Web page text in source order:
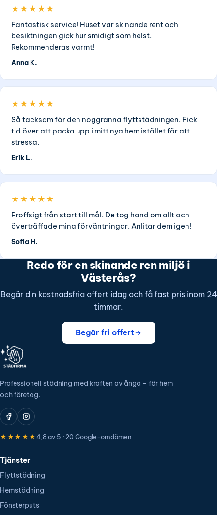
★★★★★
Fantastisk service! Huset var skinande rent och
besiktningen gick hur smidigt som helst.
Rekommenderas varmt!
Anna K.
★★★★★
Så tacksam för den noggranna flyttstädningen. Fick
tid över att packa upp i mitt nya hem istället för att
stressa.
Erik L.
★★★★★
Proffsigt från start till mål. De tog hand om allt och
överträffade mina förväntningar. Anlitar dem igen!
Sofia H.
Redo för en skinande ren miljö i
Västerås?
Begär din kostnadsfria offert idag och få fast pris inom 24
timmar.
Begär fri offert
Professionell städning med kraften av ånga – för hem
och företag.
★★★★★4,8 av 5 · 20 Google-omdömen
Tjänster
Flyttstädning
Hemstädning
Fönsterputs